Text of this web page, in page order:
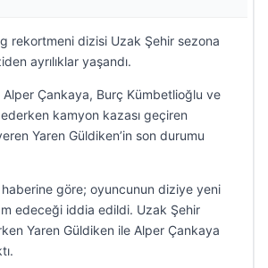
rekortmeni dizisi Uzak Şehir sezona
ayrılıklar yaşandı.
Alper Çankaya, Burç Kümbetlioğlu ve
kamyon kazası geçiren
Yaren Güldiken’in son durumu
haberine göre; oyuncunun diziye yeni
edeceği iddia edildi. Uzak Şehir
Yaren Güldiken ile Alper Çankaya